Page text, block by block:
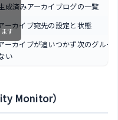
成済みアーカイブログの一覧
ーカイブ宛先の設定と状態
ーカイブが追いつかず次のグルー
い
す
Monitor）